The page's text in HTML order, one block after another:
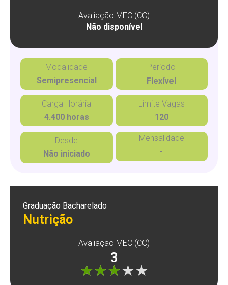
Avaliação MEC (CC)
Não disponível
Modalidade
Semipresencial
Período
Flexível
Carga Horária
4.400 horas
Limite Vagas
120
Desde
Não iniciado
Mensalidade
-
Graduação Bacharelado
Nutrição
Avaliação MEC (CC)
3